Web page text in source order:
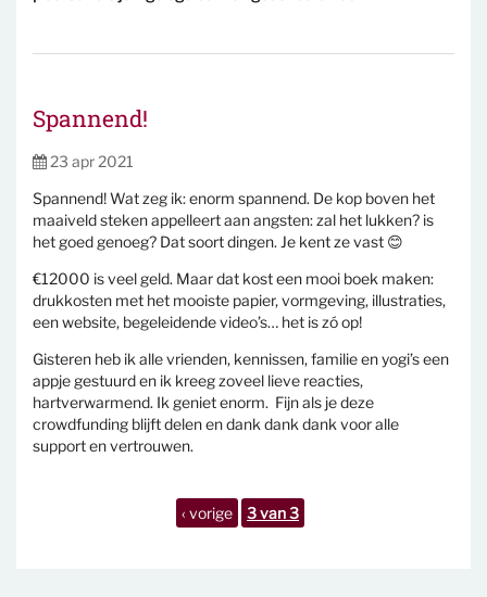
Spannend!
23 apr 2021
Spannend! Wat zeg ik: enorm spannend. De kop boven het
maaiveld steken appelleert aan angsten: zal het lukken? is
het goed genoeg? Dat soort dingen. Je kent ze vast 😊
€12000 is veel geld. Maar dat kost een mooi boek maken:
drukkosten met het mooiste papier, vormgeving, illustraties,
een website, begeleidende video’s… het is zó op!
Gisteren heb ik alle vrienden, kennissen, familie en yogi’s een
appje gestuurd en ik kreeg zoveel lieve reacties,
hartverwarmend. Ik geniet enorm. Fijn als je deze
crowdfunding blijft delen en dank dank dank voor alle
support en vertrouwen.
‹ vorige 3 van 3